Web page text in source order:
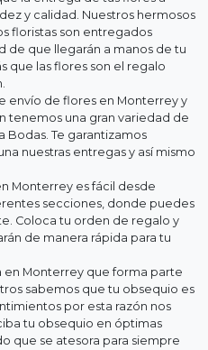
y calidad. Nuestros hermosos
floristas son entregados
de que llegarán a manos de tu
que las flores son el regalo
envío de flores en Monterrey y
tenemos una gran variedad de
Bodas. Te garantizamos
nuestras entregas y así mismo
Monterrey es fácil desde
secciones, donde puedes
Coloca tu orden de regalo y
de manera rápida para tu
en Monterrey que forma parte
sabemos que tu obsequio es
por esta razón nos
tu obsequio en óptimas
que se atesora para siempre